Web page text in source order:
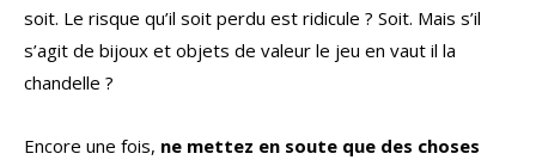
soit. Le risque qu’il soit perdu est ridicule ? Soit. Mais s’il
s’agit de bijoux et objets de valeur le jeu en vaut il la
chandelle ?
Encore une fois, ne mettez en soute que des choses